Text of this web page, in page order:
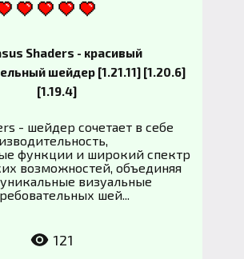
Shaders - красивый
шейдер [1.21.11] [1.20.6]
[1.19.4]
- шейдер сочетает в себе
функции и широкий спектр
возможностей, объединяя
визуальные
шей...
121